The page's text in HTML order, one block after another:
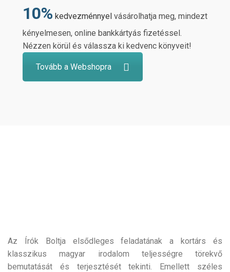
10% kedvezménnyel vásárolhatja meg, mindezt
kényelmesen, online bankkártyás fizetéssel.
Nézzen körül és válassza ki kedvenc könyveit!
Tovább a Webshopra
Az Írók Boltja elsődleges feladatának a kortárs és
klasszikus magyar irodalom teljességre törekvő
bemutatását és terjesztését tekinti. Emellett széles